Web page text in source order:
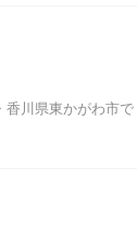
香川県東かがわ市で